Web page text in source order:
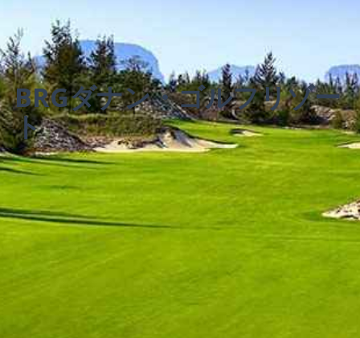
BRGダナン・ゴルフリゾー
ト